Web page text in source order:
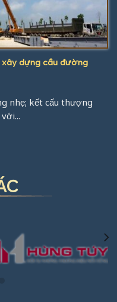
dựng cầu đường
nhẹ; kết cấu thượng